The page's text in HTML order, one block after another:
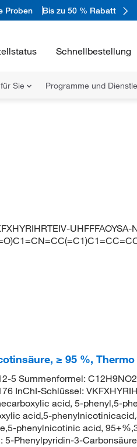
Proben Bis zu 50 % Rabatt
Schnellbestellung
Sie Programme und
UHFFFAOYSA-
≥ 95 %,
5 Summenformel:
InChI-Schlüssel:
acid, 5-phenyl,5-
acid,5-
phenylnicotinic acid,
5-Phenylpyridin-3-